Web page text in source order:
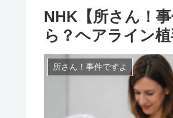
NHK【所さん！
ら？ヘアライン
所さん！事件ですよ